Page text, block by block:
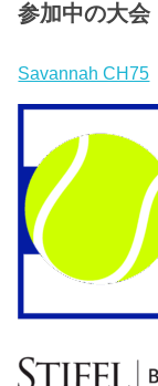
参加中の大会
Savannah CH75